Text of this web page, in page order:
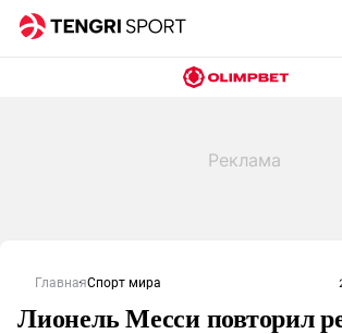
ГлавнаяСпорт мира
Лионель Месси повторил